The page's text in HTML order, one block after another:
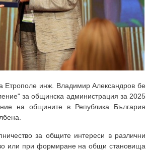
инж. Владимир Александров бе
за общинска администрация за 2025
на общините в Република България
за общите интереси в различни
или при формиране на общи становища